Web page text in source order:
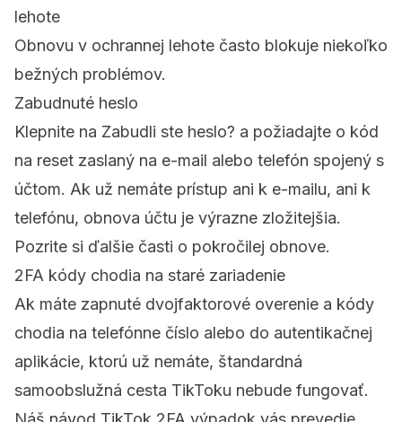
lehote
Obnovu v ochrannej lehote často blokuje niekoľko
bežných problémov.
Zabudnuté heslo
Klepnite na Zabudli ste heslo? a požiadajte o kód
na reset zaslaný na e-mail alebo telefón spojený s
účtom. Ak už nemáte prístup ani k e-mailu, ani k
telefónu, obnova účtu je výrazne zložitejšia.
Pozrite si ďalšie časti o pokročilej obnove.
2FA kódy chodia na staré zariadenie
Ak máte zapnuté dvojfaktorové overenie a kódy
chodia na telefónne číslo alebo do autentikačnej
aplikácie, ktorú už nemáte, štandardná
samoobslužná cesta TikToku nebude fungovať.